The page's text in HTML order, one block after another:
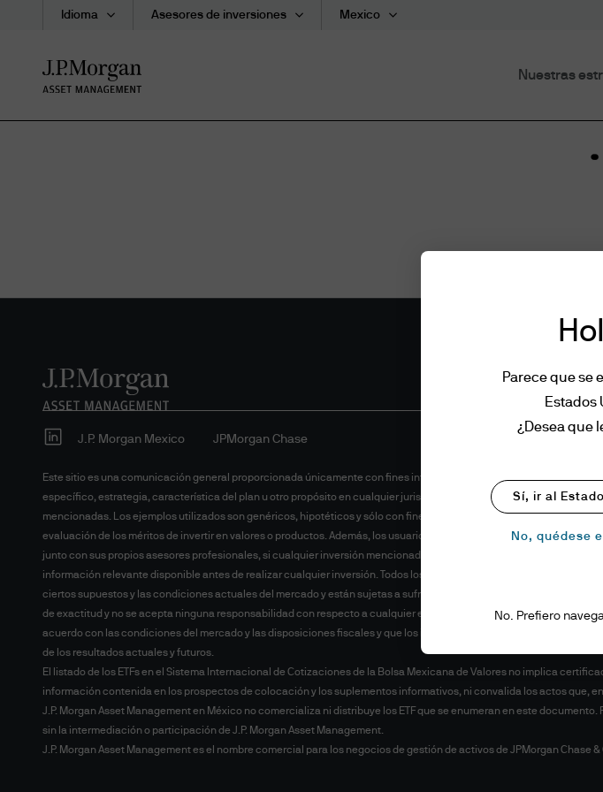
Skip
to
Nuestras
Idioma Asesores de inversiones Mexico
J.P. Morgan Mexico JPMorgan Chase
Este sitio es una comunicación general proporcionada únicamente con fines informativos. Es de naturaleza
específico, estrategia, característica del plan u otro propósito en cualquier jurisdicción, ni un compromiso de J.P.
mencionadas. Los ejemplos utilizados son genéricos, hipotéticos y sólo con fines ilustrativos. Este material no
evaluación de los méritos de invertir en valores o productos. Además, los usuarios deben realizar una evaluación
junto con sus propios asesores profesionales, si cualquier inversión mencionada en este documento se considera
información relevante disponible antes de realizar cualquier inversión. Todos los pronósticos, las cifras, las
ciertos supuestos y las condiciones actuales del mercado y están sujetas a sufrir cambios sin previo aviso. Toda la
de exactitud y no se acepta ninguna responsabilidad con respecto a cualquier error u omisión. Se debe considerar
acuerdo con las condiciones del mercado y las disposiciones fiscales y que los inversores no recuperen el
de los resultados actuales y futuros.
El listado de los ETFs en el Sistema Internacional de Cotizaciones de la Bolsa Mexicana de Valores no implica
información contenida en los prospectos de colocación y los suplementos informativos, ni convalida los actos que,
J.P. Morgan Asset Management en México no comercializa ni distribuye los ETF que se enumeran en este
sin la intermediación o participación de J.P. Morgan Asset Management.
J.P. Morgan Asset Management es el nombre comercial para los negocios de gestión de activos de JPMorgan Chase &
Parece que se
Estados
¿Desea que
Sí, ir al
No, quédese
No. Prefiero